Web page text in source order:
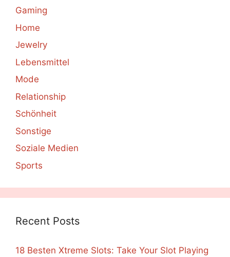
Gaming
Home
Jewelry
Lebensmittel
Mode
Relationship
Schönheit
Sonstige
Soziale Medien
Sports
Recent Posts
18 Besten Xtreme Slots: Take Your Slot Playing